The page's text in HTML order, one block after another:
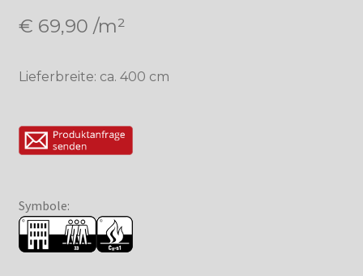
€ 69,90 /m²
Lieferbreite: ca. 400 cm
Symbole: